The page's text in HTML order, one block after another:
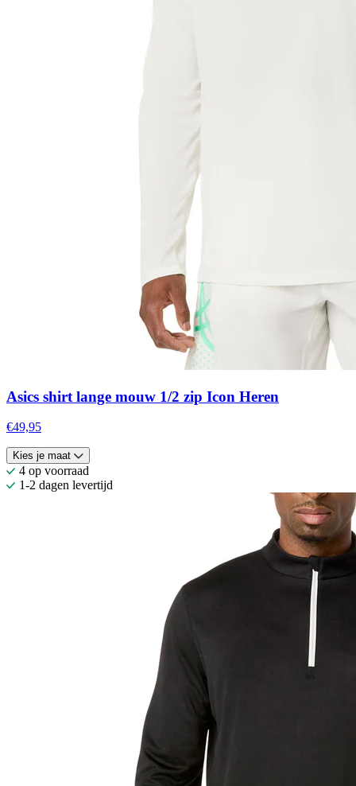
Asics shirt lange mouw 1/2 zip Icon Heren
€49,95
Kies je maat
4 op voorraad
1-2 dagen levertijd